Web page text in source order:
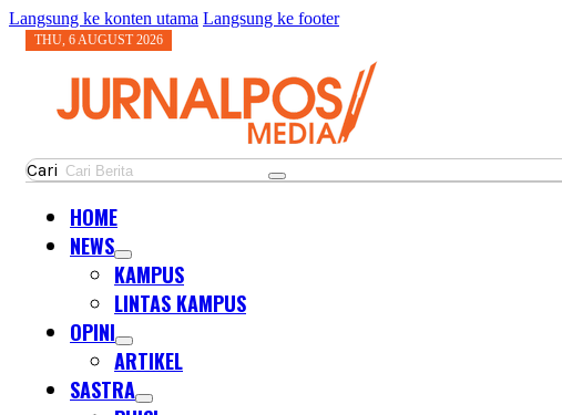
Langsung ke konten utama Langsung ke footer
THU, 6 AUGUST 2026
Cari
HOME
NEWS
KAMPUS
LINTAS KAMPUS
OPINI
ARTIKEL
SASTRA